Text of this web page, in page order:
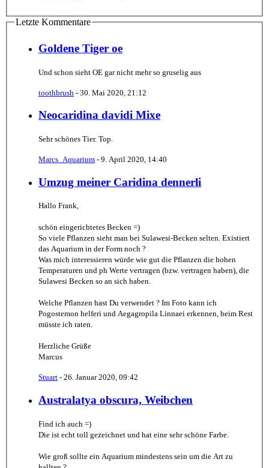
Letzte Kommentare
Goldene Tiger oe
Und schon sieht OE gar nicht mehr so gruselig aus
toothbrush - 30. Mai 2020, 21:12
Neocaridina davidi Mixe
Sehr schönes Tier. Top.
Marcs_Aquarium - 9. April 2020, 14:40
Umzug meiner Caridina dennerli
Hallo Frank,
schön eingerichtetes Becken =)
So viele Pflanzen sieht man bei Sulawesi-Becken selten. Existiert
das Aquarium in der Form noch ?
Was mich interessieren würde wie gut die Pflanzen die hohen
Temperaturen und ph Werte vertragen (bzw. vertragen haben), die
Sulawesi Becken so an sich haben.
Welche Pflanzen hast Du verwendet ? Im Foto kann ich
Pogostemon helferi und Aegagropila Linnaei erkennen, beim Rest
müsste ich raten.
Herzliche Grüße
Marcus
Stuart - 26. Januar 2020, 09:42
Australatya obscura, Weibchen
Find ich auch =)
Die ist echt toll gezeichnet und hat eine sehr schöne Farbe.
Wie groß sollte ein Aquarium mindestens sein um die Art zu